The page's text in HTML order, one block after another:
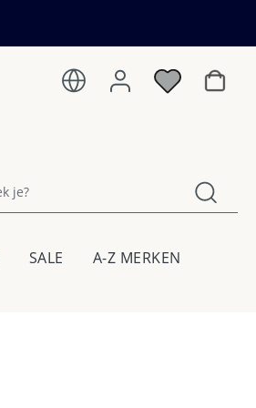
SALE
A-Z MERKEN